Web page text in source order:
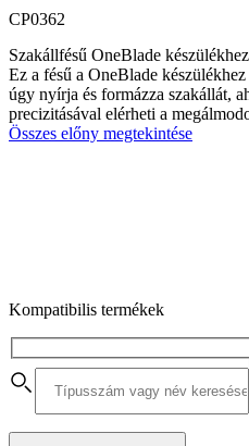
CP0362
Szakállfésű OneBlade készülékhez
Ez a fésű a OneBlade
úgy nyírja és formázza szakállát,
precizitásával elérheti a
Összes előny megtekintése
Kompatibilis termékek